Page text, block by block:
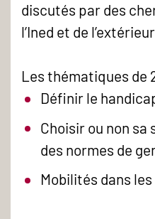
discutés par des
l’Ined et de
Les thématiques de
Définir le
Choisir ou non
des normes de
Mobilités dans